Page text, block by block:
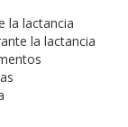
la lactancia
la lactancia